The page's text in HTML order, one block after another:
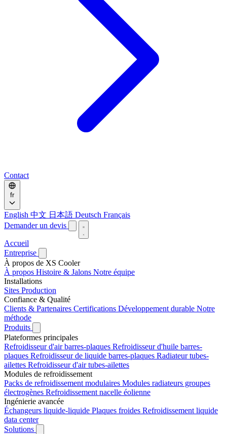
Contact
fr
English 中文 日本語 Deutsch Français
Demander un devis
Accueil
Entreprise
À propos de XS Cooler
À propos Histoire & Jalons Notre équipe
Installations
Sites Production
Confiance & Qualité
Clients & Partenaires Certifications Développement durable Notre
méthode
Produits
Plateformes principales
Refroidisseur d'air barres-plaques Refroidisseur d'huile barres-
plaques Refroidisseur de liquide barres-plaques Radiateur tubes-
ailettes Refroidisseur d'air tubes-ailettes
Modules de refroidissement
Packs de refroidissement modulaires Modules radiateurs groupes
électrogènes Refroidissement nacelle éolienne
Ingénierie avancée
Échangeurs liquide-liquide Plaques froides Refroidissement liquide
data center
Solutions